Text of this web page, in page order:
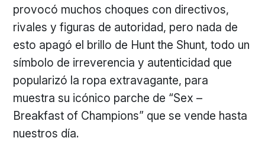
provocó muchos choques con directivos,
rivales y figuras de autoridad, pero nada de
esto apagó el brillo de Hunt the Shunt, todo un
símbolo de irreverencia y autenticidad que
popularizó la ropa extravagante, para
muestra su icónico parche de “Sex –
Breakfast of Champions” que se vende hasta
nuestros día.